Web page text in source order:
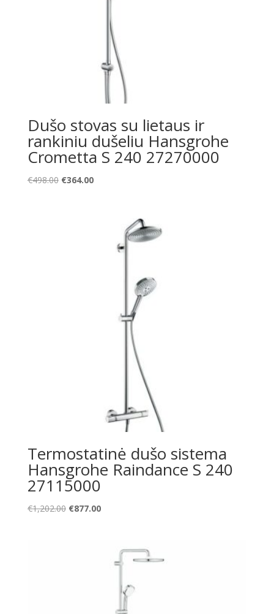
Dušo stovas su lietaus ir
rankiniu dušeliu Hansgrohe
Crometta S 240 27270000
€498.00 Original
€364.00Current
Termostatinė dušo sistema
Hansgrohe Raindance S 240
27115000
€1,202.00 Original
€877.00Current
€877.00.